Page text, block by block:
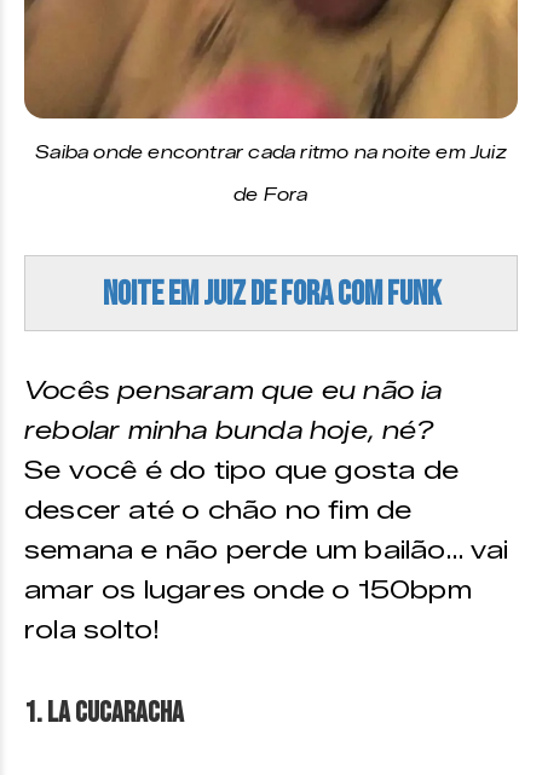
Saiba onde encontrar cada ritmo na noite em Juiz
de Fora
Noite em Juiz de Fora com Funk
Vocês pensaram que eu não ia
rebolar minha bunda hoje, né?
Se você é do tipo que gosta de
descer até o chão no fim de
semana e não perde um bailão… vai
amar os lugares onde o 150bpm
rola solto!
1. La Cucaracha